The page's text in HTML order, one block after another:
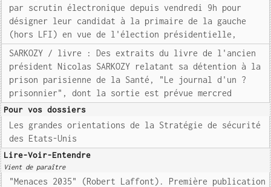
par scrutin électronique depuis vendredi 9h pour
désigner leur candidat à la primaire de la gauche
(hors LFI) en vue de l'élection présidentielle,
SARKOZY / livre : Des extraits du livre de l'ancien
président Nicolas SARKOZY relatant sa détention à la
prison parisienne de la Santé, "Le journal d'un ?
prisonnier", dont la sortie est prévue mercred
Pour vos dossiers
Les grandes orientations de la Stratégie de sécurité
des Etats-Unis
Lire-Voir-Entendre
Vient de paraître
"Menaces 2035" (Robert Laffont). Première publication